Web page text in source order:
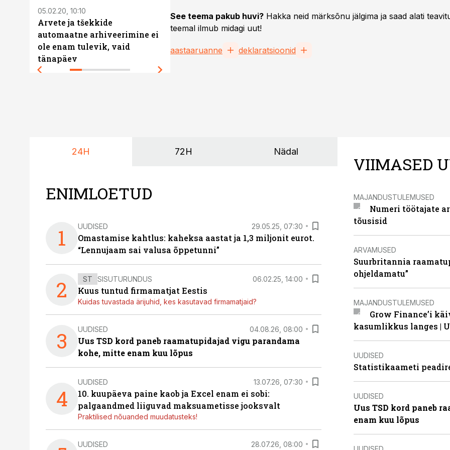
See teema pakub huvi? Hakka neid märksõnu jälgima ja saad alati
teemal ilmub midagi uut!
aastaaruanne deklaratsioonid
05.02.20, 10:10
Arvete ja tšekkide
automaatne arhiveerimine ei
ole enam tulevik, vaid
tänapäev
Ettevõtjate dilemma: kas ja
miks minna üle
raamatupidamisteenuse
Välismaal tasutud
24H 72H Nädal
ENIMLOETUD
1 UUDISED 29.05.25, 07:30
Omastamise kahtlus: kaheksa aastat ja 1,3 miljonit eurot.
“Lennujaam sai valusa õppetunni”
2 ST SISUTURUNDUS 06.02.25, 14:00
Kuus tuntud firmamatjat Eestis
Kuidas tuvastada ärijuhid, kes kasutavad firmamatjaid?
3 UUDISED 04.08.26, 08:00
Uus TSD kord paneb raamatupidajad vigu parandama
kohe, mitte enam kuu lõpus
4
UUDISED 13.07.26, 07:30
10. kuupäeva paine kaob ja Excel enam ei sobi:
palgaandmed liiguvad maksuametisse jooksvalt
Praktilised nõuanded muudatusteks!
UUDISED 28.07.26, 08:00
VIIMASED
MAJANDUSTULEMUSED
Numeri töötajate
tõusisid
ARVAMUSED
Suurbritannia
ohjeldamatu”
MAJANDUSTULEMUSED
Grow Finance’i
kasumlikkus langes |
UUDISED
Statistikaameti
UUDISED
Uus TSD kord paneb
enam kuu lõpus